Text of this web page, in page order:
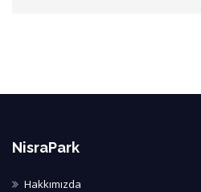
NisraPark
Hakkımızda